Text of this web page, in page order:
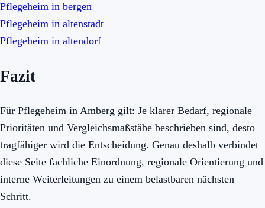
Pflegeheim in bergen
Pflegeheim in altenstadt
Pflegeheim in altendorf
Fazit
Für Pflegeheim in Amberg gilt: Je klarer Bedarf, regionale
Prioritäten und Vergleichsmaßstäbe beschrieben sind, desto
tragfähiger wird die Entscheidung. Genau deshalb verbindet
diese Seite fachliche Einordnung, regionale Orientierung und
interne Weiterleitungen zu einem belastbaren nächsten
Schritt.